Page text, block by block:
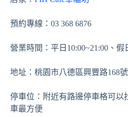
預約專線：03 368 6876
營業時間：平日10:00~21:00、假
地址：桃園市八德區興豐路168號
停車位：附近有路邊停車格可以
車最方便